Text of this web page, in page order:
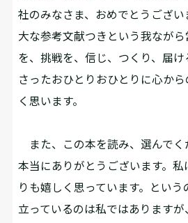
社のみなさま、おめでとうござ
大な参考文献つきという我なが
を、挑戦を、信じ、つくり、届
さったおひとりおひとりに心か
く思います。
また、この本を読み、選んでく
本当にありがとうございます。私
りも嬉しく思っています。という
立っているのは私ではあります